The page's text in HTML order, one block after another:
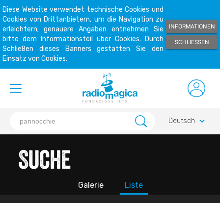
Diese Website verwendet technische Cookies und
Cookies von Drittanbietern, um die Navigation zu
erleichtern; genauere Angaben entnehmen Sie
bitte dem Informationsteil über Cookies. Durch
Schließen dieses Banners gestatten Sie den
Einsatz von Cookies.
INFORMATIONEN
SCHLIESSEN
Deutsch keyboard_arrow_down
Suche
Galerie Liste